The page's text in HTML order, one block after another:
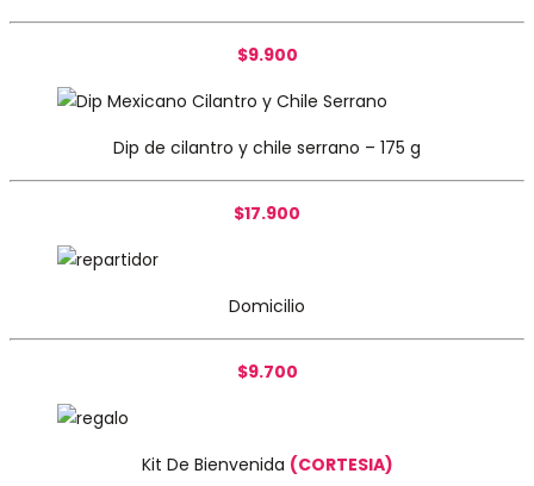
$9.900
Dip de cilantro y chile serrano – 175 g
$17.900
Domicilio
$9.700
Kit De Bienvenida (CORTESIA)